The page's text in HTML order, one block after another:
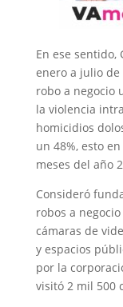
En ese
enero a julio de
robo a negocio
la violencia
homicidios
un 48%, esto
meses del año
Consideró
robos a
cámaras de
y espacios
por la
visitó 2 mil 500